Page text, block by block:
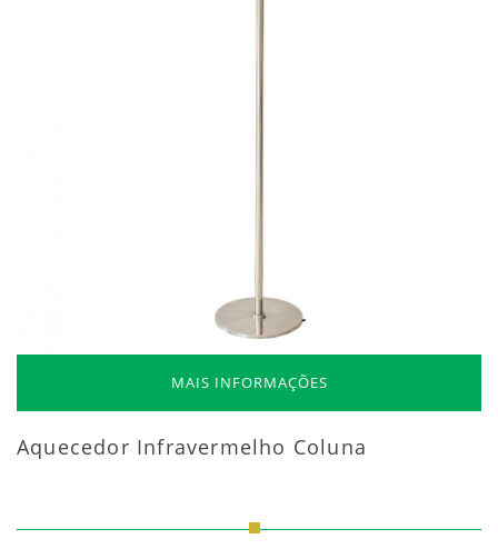
MAIS INFORMAÇÕES
Aquecedor Infravermelho Coluna